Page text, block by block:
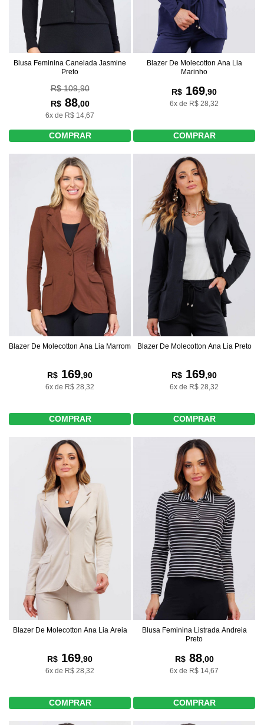
Blusa Feminina Canelada Jasmine
Preto
R$ 109,90
R$88,00
6x de R$ 14,67
COMPRAR
Blazer De Molecotton Ana Lia
Marinho
R$ 169,90
6x de R$ 28,32
COMPRAR
Blazer De Molecotton Ana Lia Marrom
R$ 169,90
6x de R$ 28,32
COMPRAR
Blazer De Molecotton Ana Lia Preto
R$ 169,90
6x de R$ 28,32
COMPRAR
Blazer De Molecotton Ana Lia Areia
R$ 169,90
6x de R$ 28,32
COMPRAR
Blusa Feminina Listrada Andreia
Preto
R$88,00
6x de R$ 14,67
COMPRAR